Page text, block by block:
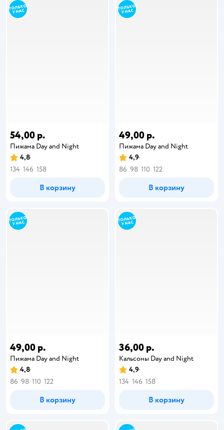
54,00 р.
Пижама Day and Night
4,8
134 146 158
В корзину
49,00 р.
Пижама Day and Night
4,9
86 98 110 122
В корзину
49,00 р.
Пижама Day and Night
4,8
86 98 110 122
В корзину
36,00 р.
Кальсоны Day and Night
4,9
134 146 158
В корзину